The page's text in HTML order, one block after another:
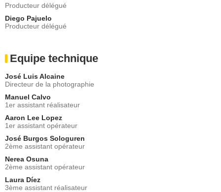
Producteur délégué
Diego Pajuelo
Producteur délégué
Equipe technique
José Luis Alcaine
Directeur de la photographie
Manuel Calvo
1er assistant réalisateur
Aaron Lee Lopez
1er assistant opérateur
José Burgos Sologuren
2ème assistant opérateur
Nerea Osuna
2ème assistant opérateur
Laura Díez
3ème assistant réalisateur